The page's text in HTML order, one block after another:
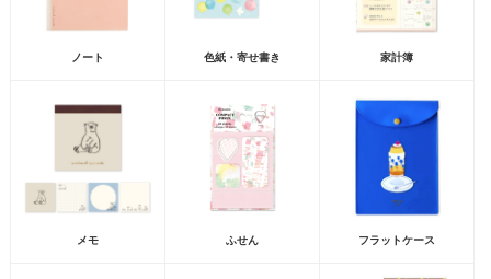
ノート 色紙・寄せ書き 家計簿
メモ ふせん フラットケース